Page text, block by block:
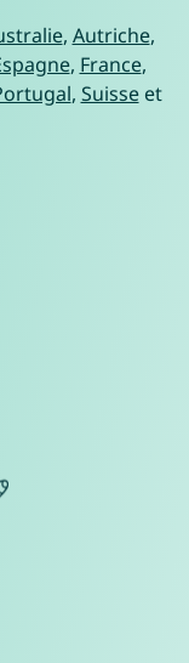
, Autriche,
, France,
, Suisseet